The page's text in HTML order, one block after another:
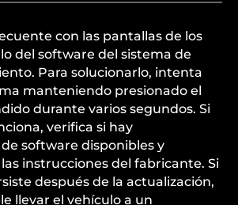
con las pantallas de los
del software del sistema de
Para solucionarlo, intenta
manteniendo presionado el
durante varios segundos. Si
verifica si hay
software disponibles y
instrucciones del fabricante. Si
después de la actualización,
llevar el vehículo a un